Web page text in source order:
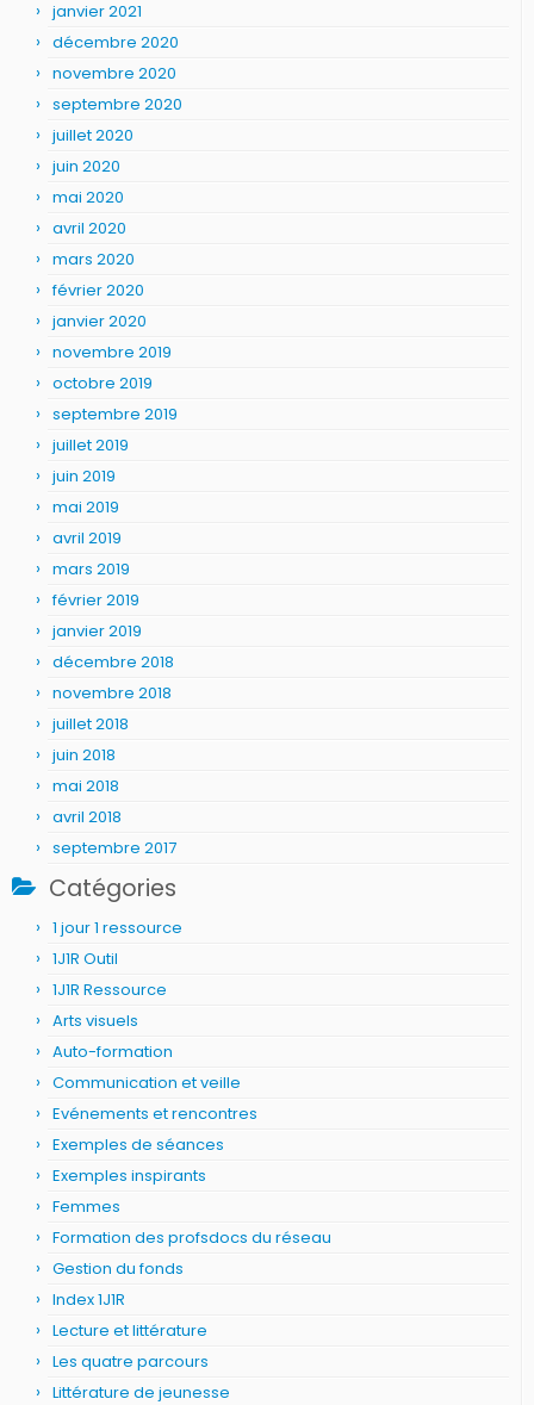
janvier 2021
décembre 2020
novembre 2020
septembre 2020
juillet 2020
juin 2020
mai 2020
avril 2020
mars 2020
février 2020
janvier 2020
novembre 2019
octobre 2019
septembre 2019
juillet 2019
juin 2019
mai 2019
avril 2019
mars 2019
février 2019
janvier 2019
décembre 2018
novembre 2018
juillet 2018
juin 2018
mai 2018
avril 2018
septembre 2017
Catégories
1 jour 1 ressource
1J1R Outil
1J1R Ressource
Arts visuels
Auto-formation
Communication et veille
Evénements et rencontres
Exemples de séances
Exemples inspirants
Femmes
Formation des profsdocs du réseau
Gestion du fonds
Index 1J1R
Lecture et littérature
Les quatre parcours
Littérature de jeunesse